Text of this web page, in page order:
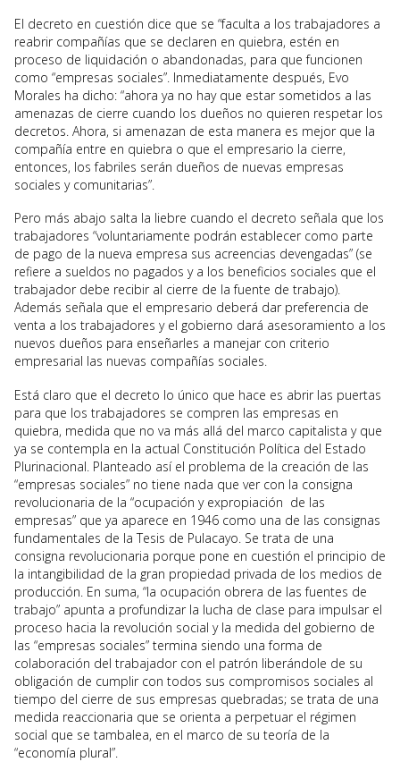
El decreto en cuestión dice que se “faculta a los trabajadores a
reabrir compañías que se declaren en quiebra, estén en
proceso de liquidación o abandonadas, para que funcionen
como “empresas sociales”. Inmediatamente después, Evo
Morales ha dicho: “ahora ya no hay que estar sometidos a las
amenazas de cierre cuando los dueños no quieren respetar los
decretos. Ahora, si amenazan de esta manera es mejor que la
compañía entre en quiebra o que el empresario la cierre,
entonces, los fabriles serán dueños de nuevas empresas
sociales y comunitarias”.
Pero más abajo salta la liebre cuando el decreto señala que los
trabajadores “voluntariamente podrán establecer como parte
de pago de la nueva empresa sus acreencias devengadas” (se
refiere a sueldos no pagados y a los beneficios sociales que el
trabajador debe recibir al cierre de la fuente de trabajo).
Además señala que el empresario deberá dar preferencia de
venta a los trabajadores y el gobierno dará asesoramiento a los
nuevos dueños para enseñarles a manejar con criterio
empresarial las nuevas compañías sociales.
Está claro que el decreto lo único que hace es abrir las puertas
para que los trabajadores se compren las empresas en
quiebra, medida que no va más allá del marco capitalista y que
ya se contempla en la actual Constitución Política del Estado
Plurinacional. Planteado así el problema de la creación de las
“empresas sociales” no tiene nada que ver con la consigna
revolucionaria de la “ocupación y expropiación de las
empresas” que ya aparece en 1946 como una de las consignas
fundamentales de la Tesis de Pulacayo. Se trata de una
consigna revolucionaria porque pone en cuestión el principio de
la intangibilidad de la gran propiedad privada de los medios de
producción. En suma, “la ocupación obrera de las fuentes de
trabajo” apunta a profundizar la lucha de clase para impulsar el
proceso hacia la revolución social y la medida del gobierno de
las “empresas sociales” termina siendo una forma de
colaboración del trabajador con el patrón liberándole de su
obligación de cumplir con todos sus compromisos sociales al
tiempo del cierre de sus empresas quebradas; se trata de una
medida reaccionaria que se orienta a perpetuar el régimen
social que se tambalea, en el marco de su teoría de la
“economía plural”.